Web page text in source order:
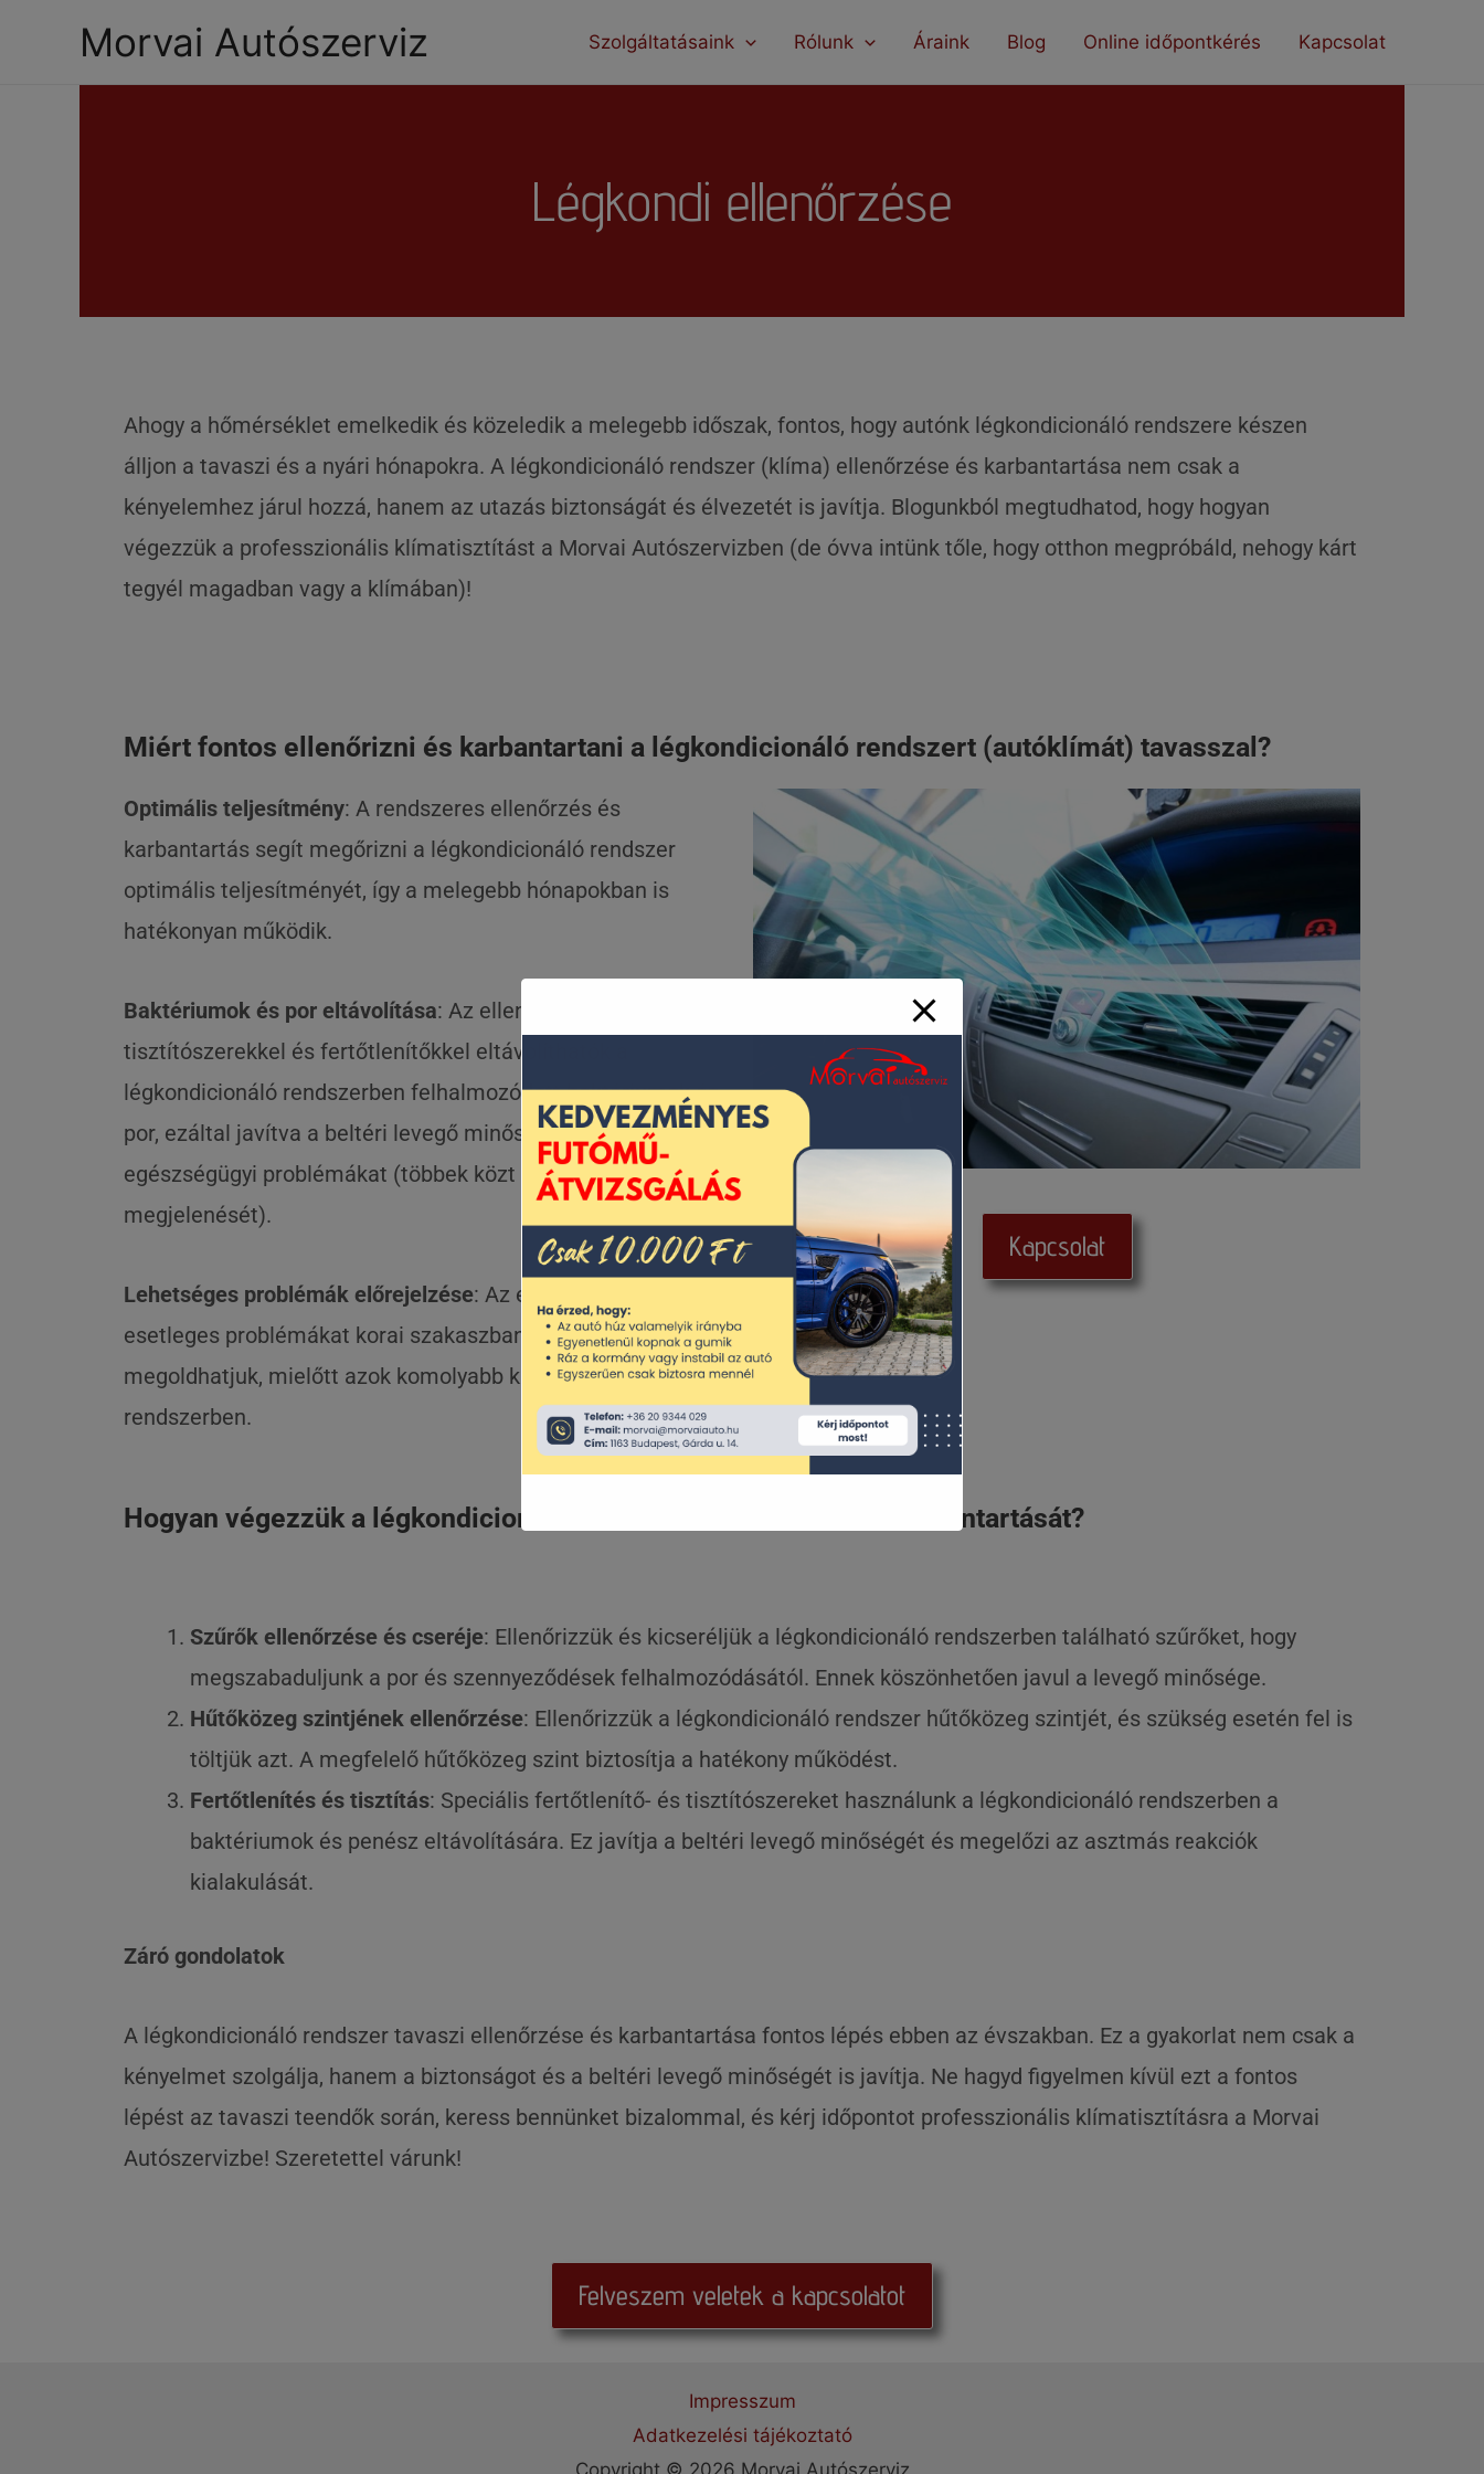
Morvai Autószerviz Szolgáltatásaink Rólunk Áraink Blog Online időpontkérés Kapcsolat
Légkondi ellenőrzése
Ahogy a hőmérséklet emelkedik és közeledik a melegebb időszak, fontos, hogy autónk légkondicionáló rendszere készen
álljon a tavaszi és a nyári hónapokra. A légkondicionáló rendszer (klíma) ellenőrzése és karbantartása nem csak a
kényelemhez járul hozzá, hanem az utazás biztonságát és élvezetét is javítja. Blogunkból megtudhatod, hogy hogyan
végezzük a professzionális klímatisztítást a Morvai Autószervizben (de óvva intünk tőle, hogy otthon megpróbáld, nehogy kárt
tegyél magadban vagy a klímában)!
Miért fontos ellenőrizni és karbantartani a légkondicionáló rendszert (autóklímát) tavasszal?
Optimális teljesítmény: A rendszeres ellenőrzés és
karbantartás segít megőrizni a légkondicionáló rendszer
optimális teljesítményét, így a melegebb hónapokban is
hatékonyan működik.
Baktériumok és por eltávolítása: Az ellenőrzés során
tisztítószerekkel és fertőtlenítőkkel eltávolíthatók a
légkondicionáló rendszerben felhalmozódott baktériumok és
por, ezáltal javítva a beltéri levegő minőségét és elkerülve az
egészségügyi problémákat (többek közt az allergiás tünetek
megjelenését).
Lehetséges problémák előrejelzése: Az ellenőrzés során az
esetleges problémákat korai szakaszban felismerhetjük és
megoldhatjuk, mielőtt azok komolyabb károkat okoznának a
rendszerben.
Kapcsolat
Hogyan végezzük a légkondicionáló rendszer ellenőrzését és karbantartását?
Szűrők ellenőrzése és cseréje: Ellenőrizzük és kicseréljük a légkondicionáló rendszerben található szűrőket, hogy
megszabaduljunk a por és szennyeződések felhalmozódásától. Ennek köszönhetően javul a levegő minősége.
Hűtőközeg szintjének ellenőrzése: Ellenőrizzük a légkondicionáló rendszer hűtőközeg szintjét, és szükség esetén fel is
töltjük azt. A megfelelő hűtőközeg szint biztosítja a hatékony működést.
Fertőtlenítés és tisztítás: Speciális fertőtlenítő- és tisztítószereket használunk a légkondicionáló rendszerben a
baktériumok és penész eltávolítására. Ez javítja a beltéri levegő minőségét és megelőzi az asztmás reakciók
kialakulását.
Záró gondolatok
A légkondicionáló rendszer tavaszi ellenőrzése és karbantartása fontos lépés ebben az évszakban. Ez a gyakorlat nem csak a
kényelmet szolgálja, hanem a biztonságot és a beltéri levegő minőségét is javítja. Ne hagyd figyelmen kívül ezt a fontos
lépést az tavaszi teendők során, keress bennünket bizalommal, és kérj időpontot professzionális klímatisztításra a Morvai
Autószervizbe! Szeretettel várunk!
Felveszem veletek a kapcsolatot
Impresszum
Adatkezelési tájékoztató
Copyright © 2026 Morvai Autószerviz